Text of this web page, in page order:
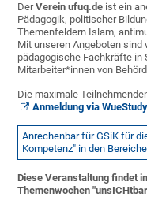
DerVerein ufuq.de ist ein
Pädagogik, politischer
Themenfeldern Islam,
Mit unseren Angeboten
pädagogische Fachkräfte in
Mitarbeiter*innen von
Die maximale
Anmeldung via WueStudy
Anrechenbar für GSiK für
Kompetenz" in den
Diese Veranstaltung findet
Themenwochen